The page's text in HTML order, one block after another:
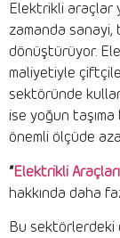
Elektrikli araçlar
zamanda
dönüştürüyor.
maliyetiyle
sektöründe
ise yoğun
önemli ölçüde
“Elektrikli
hakkında daha
Bu sektörlerdeki